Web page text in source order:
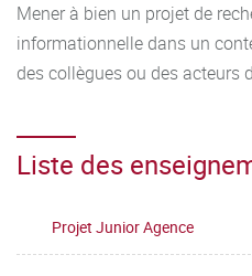
Mener à bien un projet de
informationnelle dans un
des collègues ou des acteurs
Liste des
Projet Junior Agence